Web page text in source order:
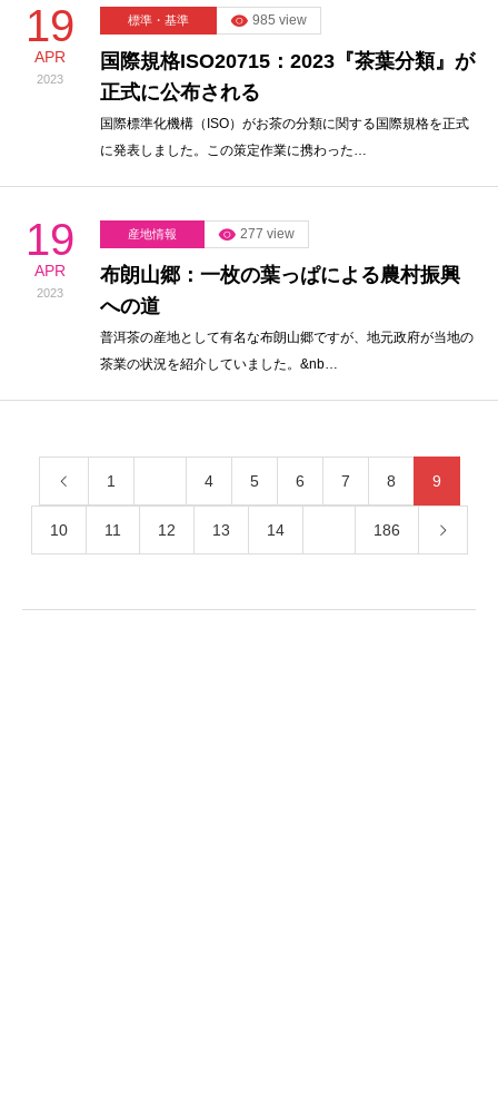
19
APR
2023
標準・基準 985 view
国際規格ISO20715：2023『茶葉分類』が
正式に公布される
国際標準化機構（ISO）がお茶の分類に関する国際規格を正式
に発表しました。この策定作業に携わった…
19
APR
2023
産地情報 277 view
布朗山郷：一枚の葉っぱによる農村振興
への道
普洱茶の産地として有名な布朗山郷ですが、地元政府が当地の
茶業の状況を紹介していました。&nb…
1 4 5 6 7 8 9
10 11 12 13 14 186